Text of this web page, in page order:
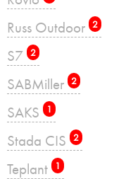
Russ Outdoor 2
S7 2
SABMiller 2
SAKS 1
Stada CIS 2
Teplant 1